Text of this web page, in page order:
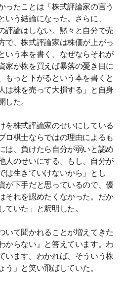
たことは「株式評論家の言う
う結論になった。さらに、
評論はしない。黙々と自分で売
で、株式評論家は株価が上がっ
いう本を書く。なぜならそれが
家が株を買えば暴落の憂き目に
もっと下がるという本を書くと
は株を売って大損する」と自身
た。
株式評論家のせいにしている
ロ棋士ならではの理由によるも
は、負けたら自分が弱いと認め
人のせいにする。もし、自分が
は生きていけないから」とし
が下手だと思っているので、優
それを認めたくなかった。だか
いた」と釈明した。
て聞かれることが増えてきた
からない』と答えています。わ
います。わかれば、そういう株
」と笑い飛ばしていた。